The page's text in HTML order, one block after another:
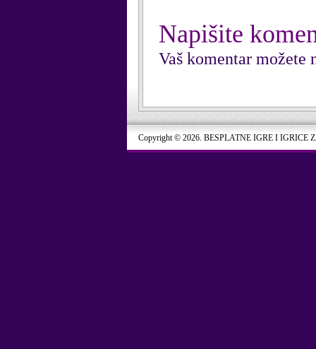
Napišite
Vaš komentar možete
Copyright © 2026. BESPLATNE IGRE I IGRICE